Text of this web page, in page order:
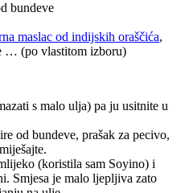
bundeve
maslac od indijskih oraščića,
… (po vlastitom izboru)
s malo ulja) pa ju usitnite u
od bundeve, prašak za pecivo,
(koristila sam Soyino) i
Smjesa je malo ljepljiva zato